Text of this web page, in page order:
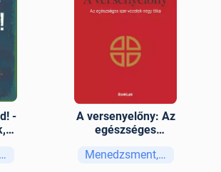
-
stratégiák
A versenyelőny: Az
egészséges
titka
Menedzsment, vezetési